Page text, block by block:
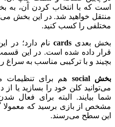
است که با انتخاب کردن آن،
منتقل خواهید شد. در این بخش
مختلفی را کسب کنید.
بخش بعدیcards نام دارد؛ در
قرار داده شده است. در این قسمت
بچیند و با ترکیبی مناسب به سراغ
بخشsocial هم برای تنظیمات
می‌توانید کلن خود را بسازید یا
شما بیایند. البته برای فعال
مشخص از بازی برسید که معمولا
این سطح می‌رسند.